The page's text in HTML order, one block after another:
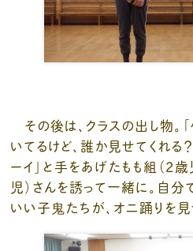
その後は、クラスの出し物。
いてるけど、誰か見せてくれる
ーイ」と手をあげたもも組（2
児）さんを誘って一緒に。自
いい子鬼たちが、オニ踊りを見